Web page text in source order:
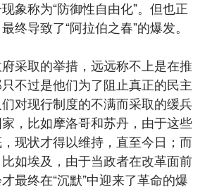
象称为“防御性自由化”。但也正
终导致了“阿拉伯之春”的爆发。
采取的举措，远远称不上是在推
不过是他们为了阻止真正的民主
对现行制度的不满而采取的缓兵
，比如摩洛哥和苏丹，由于这些
现状才得以维持，直至今日；而
如埃及，由于当政者在改革面前
最终在“沉默”中迎来了革命的爆